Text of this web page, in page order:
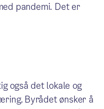
pandemi. Det er
også det lokale og
Byrådet ønsker å